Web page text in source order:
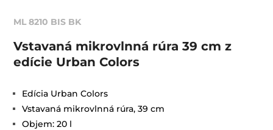
ML 8210 BIS BK
Vstavaná mikrovlnná rúra 39 cm z
edície Urban Colors
Edícia Urban Colors
Vstavaná mikrovlnná rúra, 39 cm
Objem: 20 l